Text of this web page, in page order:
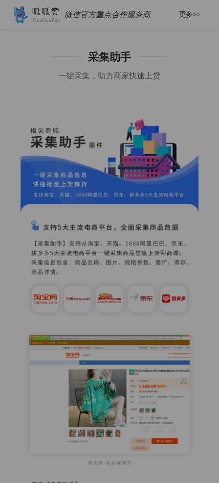
呱呱赞
GuaGuaZan
微信官方重点合作服务商 更多>>
采集助手
一键采集，助力商家快速上货